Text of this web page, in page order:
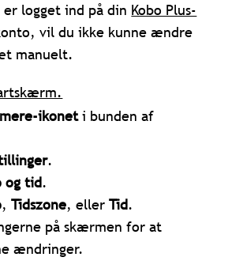
er logget ind på din Kobo Plus-
vil du ikke kunne ændre
manuelt.
mere-ikoneti bunden af
.
og tid.
,Tidszone, ellerTid.
på skærmen for at
ændringer.